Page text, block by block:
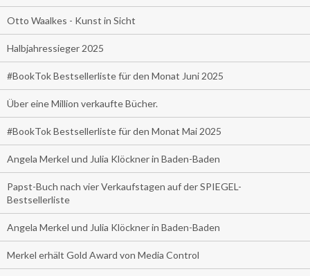
Otto Waalkes - Kunst in Sicht
Halbjahressieger 2025
#BookTok Bestsellerliste für den Monat Juni 2025
Über eine Million verkaufte Bücher.
#BookTok Bestsellerliste für den Monat Mai 2025
Angela Merkel und Julia Klöckner in Baden-Baden
Papst-Buch nach vier Verkaufstagen auf der SPIEGEL-
Bestsellerliste
Angela Merkel und Julia Klöckner in Baden-Baden
Merkel erhält Gold Award von Media Control